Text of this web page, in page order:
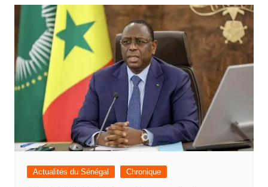
Actualités du Sénégal Chronique